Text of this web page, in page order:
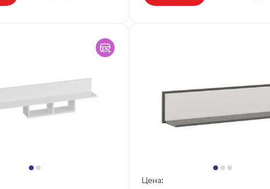
Цена: